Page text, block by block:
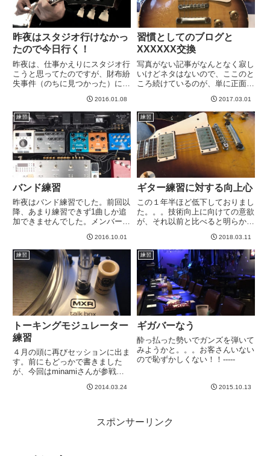
昨夜はスタジオ行けなかっ
たので今日行く！
昨夜は、仕事かえりにスタジオ行
こうと思ってたのですが、財布紛
失事件（のちに見つかった）によ
けで、今日行く！本当は前日練習
ってなんかばたついて嫌いなので
すが、まあそも言ってられず＾
＾-----
2016.01.08
習慣としてのブログと
XXXXXX交換
写真がない記事がなんとなく寂し
いけどネタはないので、ここのと
ころ続けているのが、単に正面か
くなんですが、JPのタバコサン
バースト。色が薄くなってきたよ
うな。。。タバコ部分の赤みが目
立つようになってきた気がしな
く...
2017.03.01
練習
バンド練習
昨夜はバンド練習でした。前回以
降、あまり練習できず1曲しか追
加できませんでした。メンバーの
ドがアップグレード。ベルクロが
弱り蓋を開けるたびにぐちゃぐち
ゃになっている私のボードを見た
楽器店の店長さんが見かねて
2016.10.01
練習
ギター練習に対する向上心
この１年半ほど低下しておりまし
た。。。技術向上に向けての意欲
が、それ以前と比べると明らかに
ります。このところライブでやっ
てたのは、アジカンとHideで、ど
れもライブそのものはそれ以前よ
りも自分で楽しめて自己満で...
2018.03.11
練習
トーキングモジュレーター
練習
４月の頭に再びセッションに出ま
す。前にもどっかで書きました
が、今回はminamiさんが参戦し
に乗ったつもりの私です。メンバ
ます。こんな下手っぴとやって...
2014.03.24
練習
ギガバーなう
酔っ払った勢いでガンズを弾いて
みようかと。。。お客さんいない
ので恥ずかしくない！！-----
2015.10.13
スポンサーリンク